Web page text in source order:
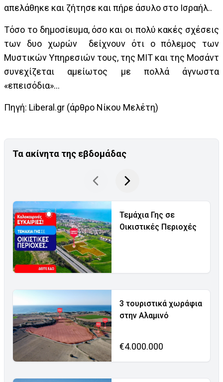
απελάθηκε και ζήτησε και πήρε άσυλο στο Ισραήλ..
Τόσο το δημοσίευμα, όσο και οι πολύ κακές σχέσεις
των δυο χωρών δείχνουν ότι ο πόλεμος των
Μυστικών Υπηρεσιών τους, της ΜΙΤ και της Μοσάντ
συνεχίζεται αμείωτος με πολλά άγνωστα
«επεισόδια»…
Πηγή: Liberal.gr (άρθρο Νίκου Μελέτη)
Τα ακίνητα της εβδομάδας
Τεμάχια Γης σε
Οικιστικές Περιοχές
3 τουριστικά χωράφια
στην Αλαμινό
€4.000.000